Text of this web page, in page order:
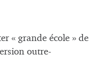
« grande école » de
outre-